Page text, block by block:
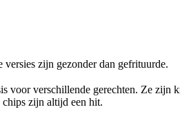
zijn gezonder dan gefrituurde.
verschillende gerechten. Ze
zijn altijd een hit.